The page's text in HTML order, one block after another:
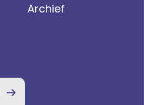
Archief